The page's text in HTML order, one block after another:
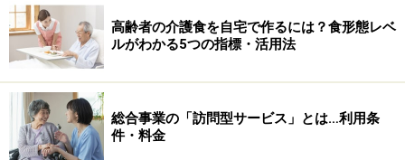
契約で働いている人は対象となる。
ただし、以下のような場合は対象外。
1. 日々雇用されている
2. 期間を定めて雇用されており、下記のいずれかに該当
する
高齢者の介護食を自宅で作るには？食形態レベ
ルがわかる5つの指標・活用法
総合事業の「訪問型サービス」とは…利用条
件・料金